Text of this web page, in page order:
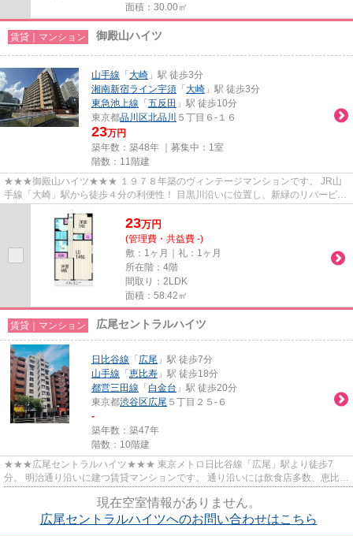
面積：30.00㎡
賃貸｜マンション 御殿山ハイツ
山手線 「 大崎 」駅 徒歩3分
湘南新宿ライン宇須 「 大崎 」駅 徒歩3分
東急池上線 「 五反田 」駅 徒歩10分
東京都品川区北品川 ５丁目６-１６
23万円
築年数：築48年 ｜募集中： 1室
階数：11階建
★★★御殿山ハイツ★★★ １９７８年築のヴィンテージマンションです。 JR山
手線「大崎」駅から徒歩４分の利便性！ 目黒川沿いに位置し、新緑のリバービュ
ーや桜並木がお部屋から楽しめます。
23万円
(管理費・共益費 -)
敷：1ヶ月｜礼：1ヶ月
所在階：4階
間取り：2LDK
面積：58.42㎡
賃貸｜マンション 広尾セントラルハイツ
日比谷線 「 広尾 」駅 徒歩7分
山手線 「 恵比寿 」駅 徒歩18分
都営三田線 「 白金台 」駅 徒歩20分
東京都渋谷区広尾 ５丁目２５-６
-
築年数：築47年
階数：10階建
★★★広尾セントラルハイツ★★★ 東京メトロ日比谷線「広尾」駅より徒歩7
分。 明治通り沿いに建つ賃貸マンションです。 通り沿いには飲食店多数、恵比
現在空室情報がありません。
広尾セントラルハイツへのお問い合わせはこちら